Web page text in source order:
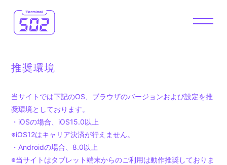
DIARY
FM 502 VLOG
502 OMIKUJI
STORE
推奨環境
当サイトでは下記のOS、ブラウザのバージョンおよび設定を推
奨環境としております。
・iOSの場合、iOS15.0以上
※iOS12はキャリア決済が行えません。
・Androidの場合、8.0以上
※当サイトはタブレット端末からのご利用は動作推奨しておりま